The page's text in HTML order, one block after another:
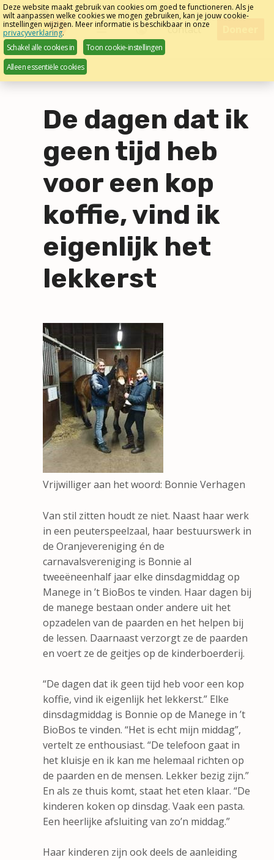
Sla
links
over
Direct
naar
inhoud
Menu
Nederlands
contact
De dagen dat ik
geen tijd heb
voor een kop
koffie, vind ik
eigenlijk het
lekkerst
Vrijwilliger aan het woord: Bonnie Verhagen
Van stil zitten houdt ze niet. Naast haar werk
in een peuterspeelzaal, haar bestuurswerk in
de Oranjevereniging én de
carnavalsvereniging is Bonnie al
tweeëneenhalf jaar elke dinsdagmiddag op
Manege in ’t BioBos te vinden. Haar dagen bij
de manege bestaan onder andere uit het
opzadelen van de paarden en het helpen bij
de lessen. Daarnaast verzorgt ze de paarden
en voert ze de geitjes op de kinderboerderij.
“De dagen dat ik geen tijd heb voor een kop
koffie, vind ik eigenlijk het lekkerst.” Elke
dinsdagmiddag is Bonnie op de Manege in ’t
BioBos te vinden. “Het is echt mijn middag”,
vertelt ze enthousiast. “De telefoon gaat in
het kluisje en ik kan me helemaal richten op
de paarden en de mensen. Lekker bezig zijn.”
En als ze thuis komt, staat het eten klaar. “De
kinderen koken op dinsdag. Vaak een pasta.
Een heerlijke afsluiting van zo’n middag.”
Haar kinderen zijn ook deels de aanleiding
Deze website maakt gebruik van cookies om goed te functioneren. Als je
wilt aanpassen welke cookies we mogen gebruiken, kan je jouw cookie-
instellingen wijzigen. Meer informatie is beschikbaar in onze
privacyverklaring.
Schakel alle cookies in
Toon cookie-instellingen
Alleen essentiële cookies